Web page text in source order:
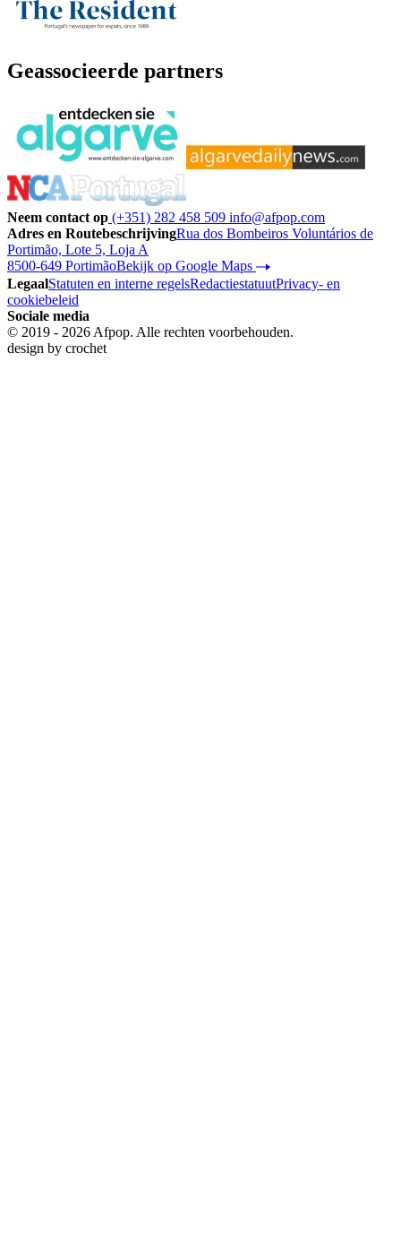
Geassocieerde partners
Neem contact op (+351) 282 458 509 info@afpop.com
Adres en RoutebeschrijvingRua dos Bombeiros Voluntários de
Portimão, Lote 5, Loja A
8500-649 PortimãoBekijk op Google Maps
LegaalStatuten en interne regelsRedactiestatuutPrivacy- en
cookiebeleid
Sociale media
© 2019 - 2026 Afpop. Alle rechten voorbehouden.
design by crochet